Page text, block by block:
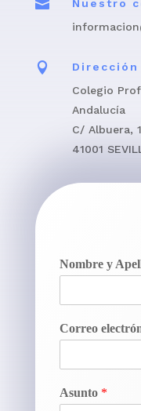

Nuestro

Dirección
Colegio
Andalucía
C/ Albuera,
41001
Nombre y
Correo
Asunto *